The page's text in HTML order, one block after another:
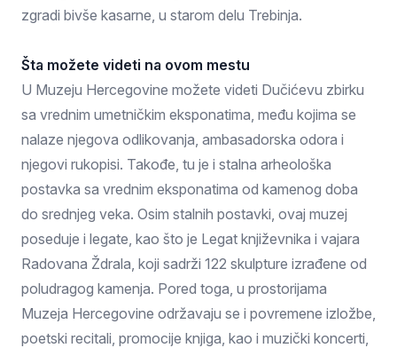
zgradi bivše kasarne, u starom delu Trebinja.
Šta možete videti na ovom mestu
U Muzeju Hercegovine možete videti Dučićevu zbirku
sa vrednim umetničkim eksponatima, među kojima se
nalaze njegova odlikovanja, ambasadorska odora i
njegovi rukopisi. Takođe, tu je i stalna arheološka
postavka sa vrednim eksponatima od kamenog doba
do srednjeg veka. Osim stalnih postavki, ovaj muzej
poseduje i legate, kao što je Legat književnika i vajara
Radovana Ždrala, koji sadrži 122 skulpture izrađene od
poludragog kamenja. Pored toga, u prostorijama
Muzeja Hercegovine održavaju se i povremene izložbe,
poetski recitali, promocije knjiga, kao i muzički koncerti,